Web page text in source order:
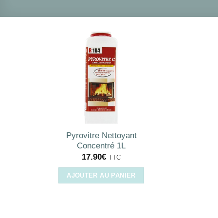
Pyrovitre Nettoyant
Concentré 1L
17.90€ TTC
AJOUTER AU PANIER